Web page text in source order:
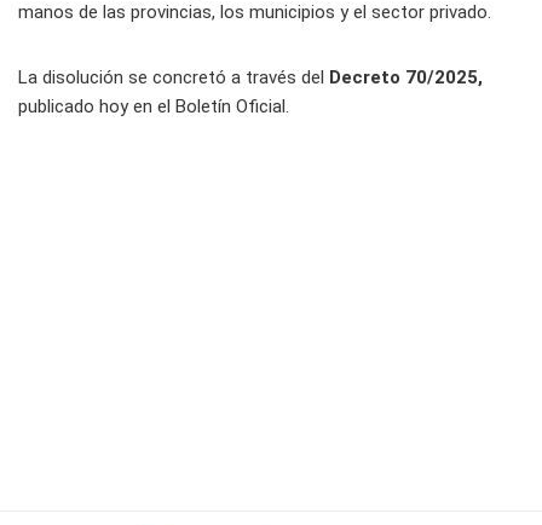
manos de las provincias, los municipios y el sector privado.
La disolución se concretó a través del Decreto 70/2025,
publicado hoy en el Boletín Oficial.